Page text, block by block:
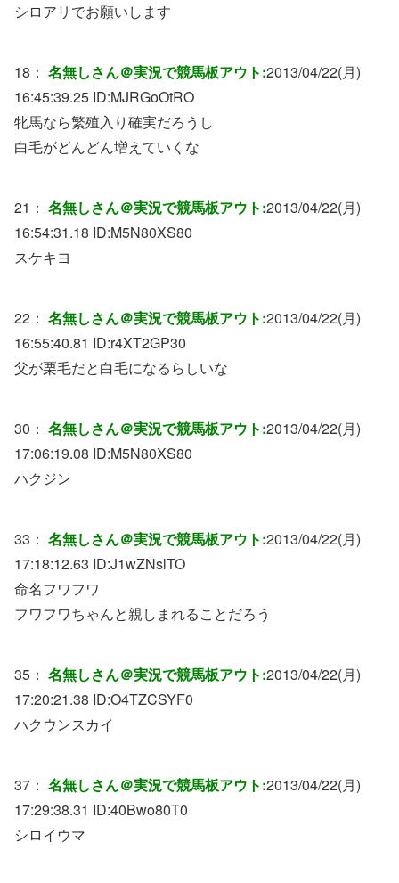
シロアリでお願いします
18： 名無しさん＠実況で競馬板アウト:2013/04/22(月)
16:45:39.25 ID:MJRGoOtRO
牝馬なら繁殖入り確実だろうし
白毛がどんどん増えていくな
21： 名無しさん＠実況で競馬板アウト:2013/04/22(月)
16:54:31.18 ID:M5N80XS80
スケキヨ
22： 名無しさん＠実況で競馬板アウト:2013/04/22(月)
16:55:40.81 ID:r4XT2GP30
父が栗毛だと白毛になるらしいな
30： 名無しさん＠実況で競馬板アウト:2013/04/22(月)
17:06:19.08 ID:M5N80XS80
ハクジン
33： 名無しさん＠実況で競馬板アウト:2013/04/22(月)
17:18:12.63 ID:J1wZNslTO
命名フワフワ
フワフワちゃんと親しまれることだろう
35： 名無しさん＠実況で競馬板アウト:2013/04/22(月)
17:20:21.38 ID:O4TZCSYF0
ハクウンスカイ
37： 名無しさん＠実況で競馬板アウト:2013/04/22(月)
17:29:38.31 ID:40Bwo80T0
シロイウマ